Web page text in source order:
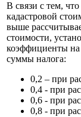
В связи с тем,
кадастровой
выше
стоимости,
коэффициенты на
суммы налога:
0,2 – при
0,4 - при
0,6 - при
0,8 - при